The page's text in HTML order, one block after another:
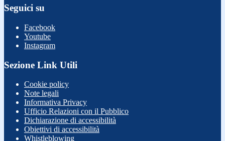
Seguici su
Facebook
Youtube
Instagram
Sezione Link Utili
Cookie policy
Note legali
Informativa Privacy
Ufficio Relazioni con il Pubblico
Dichiarazione di accessibilità
Obiettivi di accessibilità
Whistleblowing